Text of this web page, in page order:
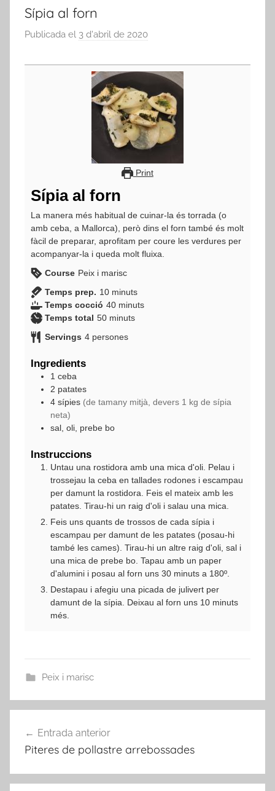
Sípia al forn
Publicada el 3 d'abril de 2020
r
d
m
i
n
Print
Sípia al forn
La manera més habitual de cuinar-la és torrada (o
amb ceba, a Mallorca), però dins el forn també és molt
fàcil de preparar, aprofitam per coure les verdures per
acompanyar-la i queda molt fluixa.
Course Peix i marisc
Temps prep. 10minuts
minuts
Temps cocció 40minuts
minuts
Temps total 50minuts
minuts
Servings 4 persones
Ingredients
1 ceba
2 patates
4 sípies (de tamany mitjà, devers 1 kg de sípia
neta)
sal, oli, prebe bo
Instruccions
Untau una rostidora amb una mica d'oli. Pelau i
trossejau la ceba en tallades rodones i escampau
per damunt la rostidora. Feis el mateix amb les
patates. Tirau-hi un raig d'oli i salau una mica.
Feis uns quants de trossos de cada sípia i
escampau per damunt de les patates (posau-hi
també les cames). Tirau-hi un altre raig d'oli, sal i
una mica de prebe bo. Tapau amb un paper
d'alumini i posau al forn uns 30 minuts a 180º.
Destapau i afegiu una picada de julivert per
damunt de la sípia. Deixau al forn uns 10 minuts
més.
Peix i marisc
d'entrades
Entrada anterior
Piteres de pollastre arrebossades